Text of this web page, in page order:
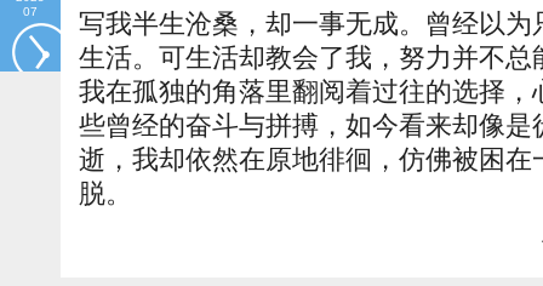
07
写我半生沧桑，却一事无成。曾经以
生活。可生活却教会了我，努力并不
我在孤独的角落里翻阅着过往的选择
些曾经的奋斗与拼搏，如今看来却像
逝，我却依然在原地徘徊，仿佛被困
脱。